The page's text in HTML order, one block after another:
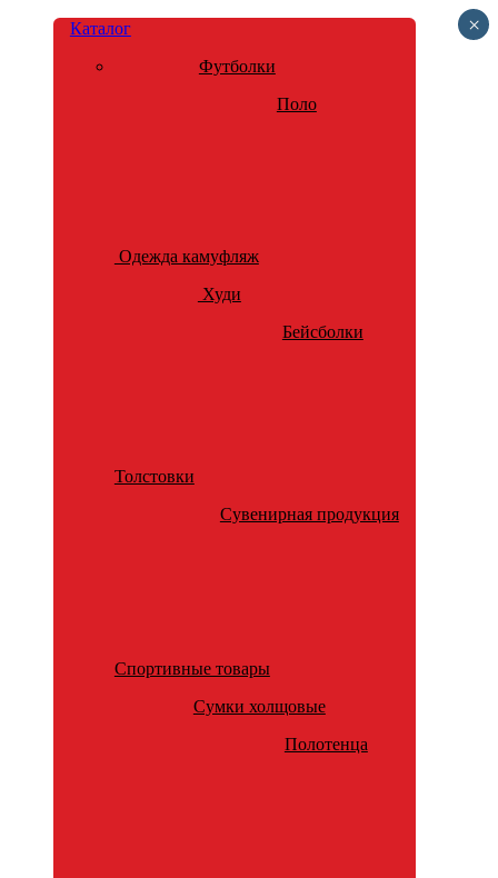
Каталог
Футболки
Поло
Одежда камуфляж
Худи
Бейсболки
Толстовки
Сувенирная продукция
Спортивные товары
Сумки холщовые
Полотенца
×